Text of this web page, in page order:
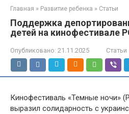
Главная » Развитие ребенка » Статьи
Поддержка
детей на кинофестивале
Опубликовано: 21.11.2025 Статьи
Кинофестиваль «Темные ночи»
выразил солидарность с